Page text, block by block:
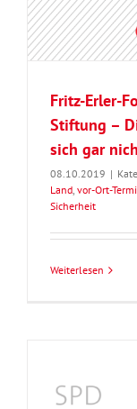
Fritz-Erler-
Stiftung –
sich gar
08.10.2019 |
Land, vor-Ort-
Sicherheit
Weiterlesen